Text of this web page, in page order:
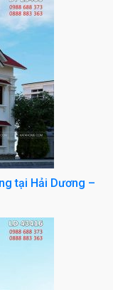
tại Hải Dương –